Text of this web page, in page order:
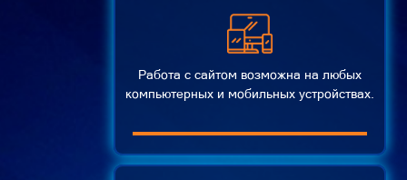
Работа с сайтом возможна на любых
компьютерных и мобильных устройствах.